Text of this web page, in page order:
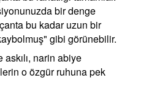
bir denge
bu kadar uzun bir
gibi görünebilir.
askılı, narin abiye
o özgür ruhuna pek